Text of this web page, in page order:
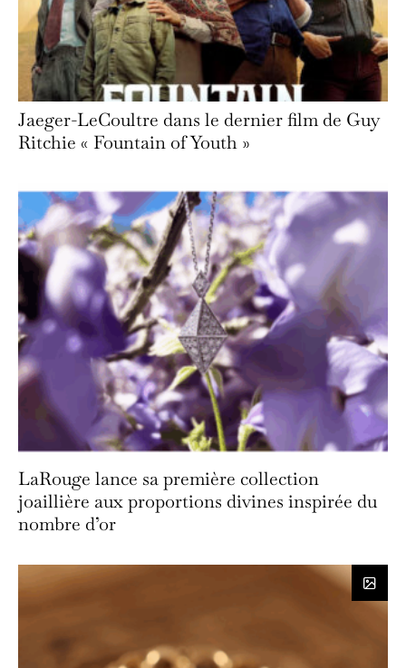
Jaeger-LeCoultre dans le dernier film de Guy
Ritchie « Fountain of Youth »
LaRouge lance sa première collection
joaillière aux proportions divines inspirée du
nombre d’or